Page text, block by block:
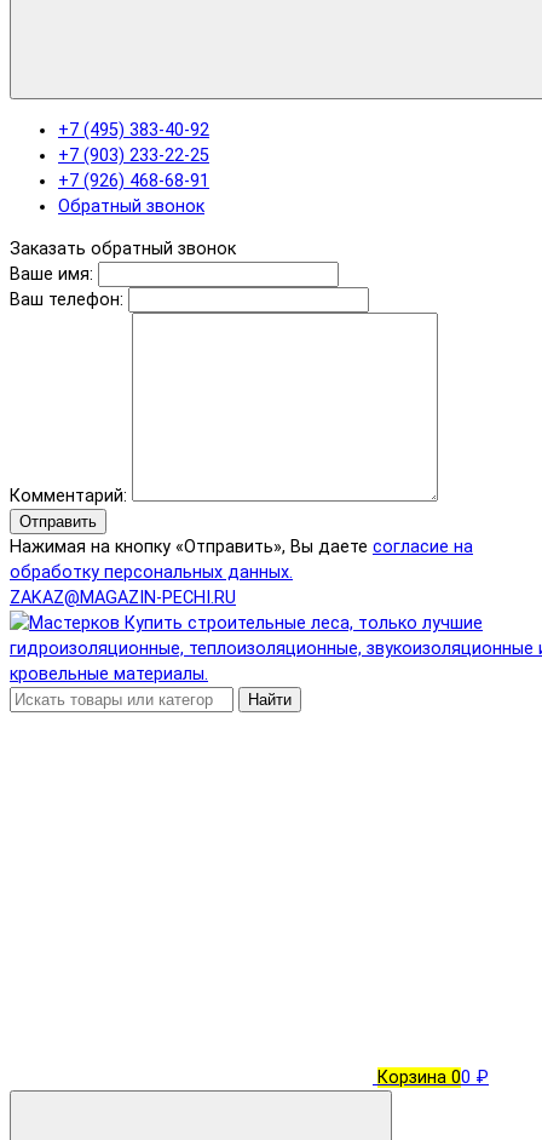
+7 (495) 383-40-92
+7 (903) 233-22-25
+7 (926) 468-68-91
Обратный звонок
Заказать обратный звонок
Ваше имя:
Ваш телефон:
Комментарий:
Отправить
Нажимая на кнопку «Отправить», Вы даете согласие на
обработку персональных данных.
ZAKAZ@MAGAZIN-PECHI.RU
Найти
Корзина 00 ₽